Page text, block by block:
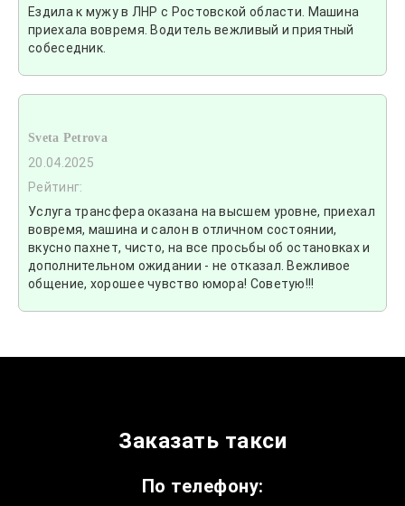
Ездила к мужу в ЛНР с Ростовской области. Машина
приехала вовремя. Водитель вежливый и приятный
собеседник.
Sveta Petrova
20.04.2025
Рейтинг:
Услуга трансфера оказана на высшем уровне, приехал
вовремя, машина и салон в отличном состоянии,
вкусно пахнет, чисто, на все просьбы об остановках и
дополнительном ожидании - не отказал. Вежливое
общение, хорошее чувство юмора! Советую!!!
Заказать такси
По телефону: